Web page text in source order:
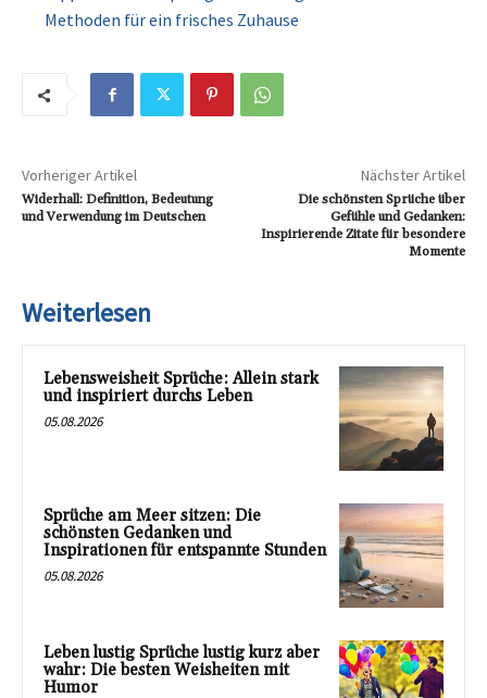
Methoden für ein frisches Zuhause
Vorheriger Artikel
Widerhall: Definition, Bedeutung
und Verwendung im Deutschen
Nächster Artikel
Die schönsten Sprüche über
Gefühle und Gedanken:
Inspirierende Zitate für besondere
Momente
Weiterlesen
Lebensweisheit Sprüche: Allein stark
und inspiriert durchs Leben
05.08.2026
Sprüche am Meer sitzen: Die
schönsten Gedanken und
Inspirationen für entspannte Stunden
05.08.2026
Leben lustig Sprüche lustig kurz aber
wahr: Die besten Weisheiten mit
Humor